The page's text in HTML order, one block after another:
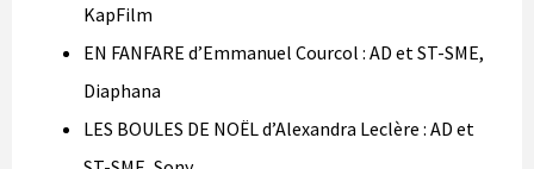
KapFilm
EN FANFARE d’Emmanuel Courcol : AD et ST-SME,
Diaphana
LES BOULES DE NOËL d’Alexandra Leclère : AD et